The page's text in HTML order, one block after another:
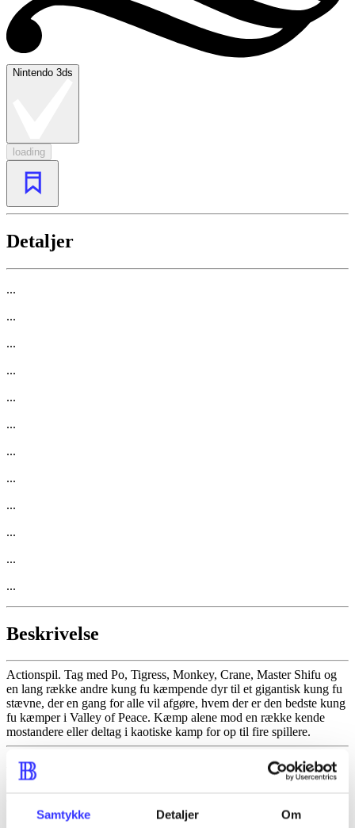
Samtykke Detaljer Om
Nintendo 3ds
loading
Detaljer
...
...
...
...
...
...
...
...
...
...
...
...
Beskrivelse
Actionspil. Tag med Po, Tigress, Monkey, Crane, Master Shifu og
en lang række andre kung fu kæmpende dyr til et gigantisk kung fu
stævne, der en gang for alle vil afgøre, hvem der er den bedste kung
fu kæmper i Valley of Peace. Kæmp alene mod en række kende
mostandere eller deltag i kaotiske kamp for op til fire spillere.
Emneord
Po (Kung fu panda)